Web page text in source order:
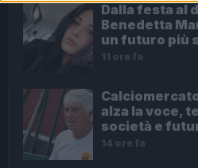
Dalla festa al
Benedetta
un futuro più
11 ore fa
alza la voce,
società e
14 ore fa